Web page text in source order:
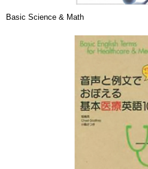
Basic Science & Math